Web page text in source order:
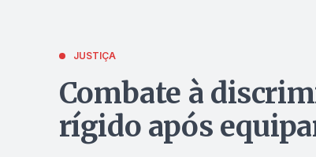
JUSTIÇA
Combate à
rígido após